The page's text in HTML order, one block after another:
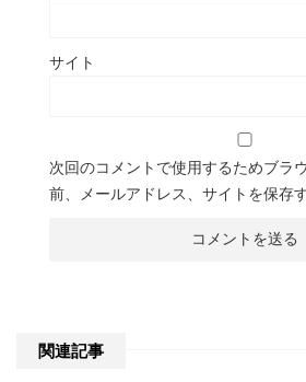
サイト
次回のコメントで使用するためブラ
前、メールアドレス、サイトを保存す
関連記事